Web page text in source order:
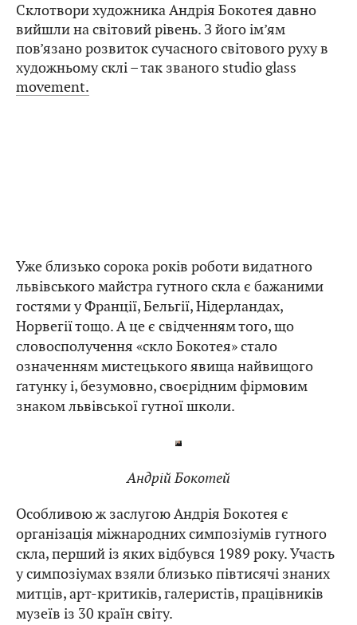
Склотвори художника Андрія Бокотея давно
вийшли на світовий рівень. З його ім’ям
пов’язано розвиток сучасного світового руху в
художньому склі – так званого studio glass
movement.
Уже близько сорока років роботи видатного
львівського майстра гутного скла є бажаними
гостями у Франції, Бельгії, Нідерландах,
Норвегії тощо. А це є свідченням того, що
словосполучення «скло Бокотея» стало
означенням мистецького явища найвищого
ґатунку і, безумовно, своєрідним фірмовим
знаком львівської гутної школи.
Андрій Бокотей
Особливою ж заслугою Андрія Бокотея є
організація міжнародних симпозіумів гутного
скла, перший із яких відбувся 1989 року. Участь
у симпозіумах взяли близько півтисячі знаних
митців, арт-критиків, галеристів, працівників
музеїв із 30 країн світу.